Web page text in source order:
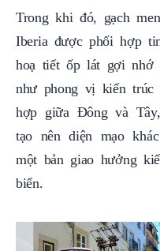
Trong khi đó, gạch
Iberia được phối hợp
hoạ tiết ốp lát gợi nhớ
như phong vị kiến
hợp giữa Đông và
tạo nên diện mạo
một bản giao hưởng
biển.